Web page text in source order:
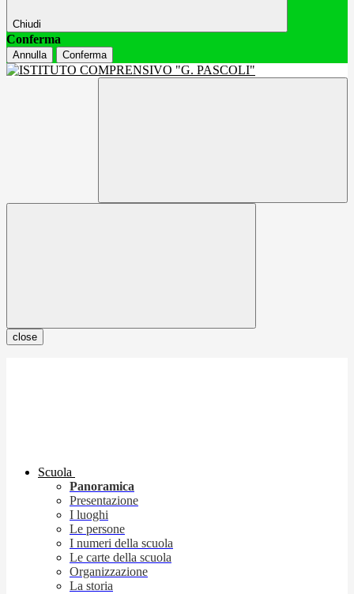
Chiudi
Conferma
Annulla Conferma
close
Scuola
Panoramica
Presentazione
I luoghi
Le persone
I numeri della scuola
Le carte della scuola
Organizzazione
La storia